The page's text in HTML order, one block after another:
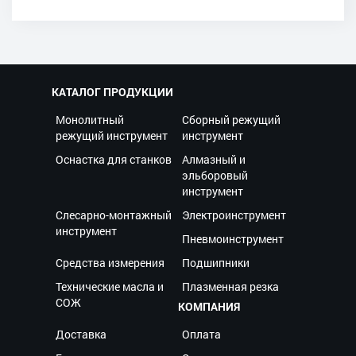
КАТАЛОГ ПРОДУКЦИИ
Монолитный
режущий инструмент
Сборный режущий
инструмент
Оснастка для станков
Алмазный и
эльборовый
инструмент
Слесарно-монтажный
инструмент
Электроинструмент
Пневмоинструмент
Средства измерения
Подшипники
Технические масла и
СОЖ
Плазменная резка
КОМПАНИЯ
Доставка
Оплата